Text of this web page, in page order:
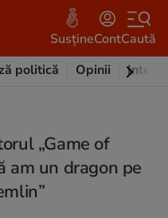
SusțineContCaută
politică Opinii
„Game of
am un dragon pe